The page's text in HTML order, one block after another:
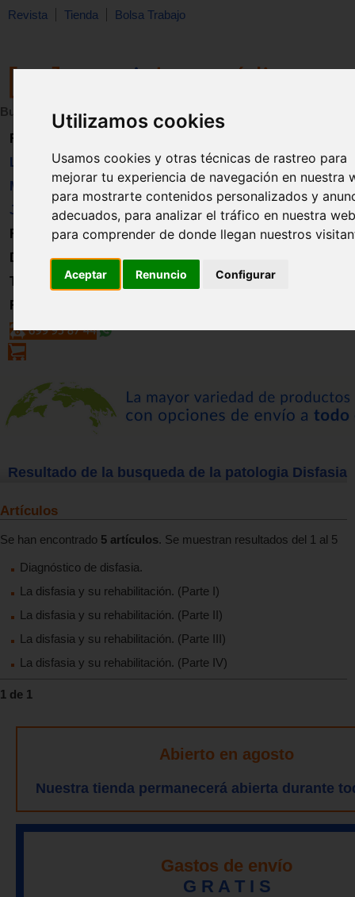
Utilizamos cookies
Usamos cookies y otras técnicas de rastreo para
mejorar tu experiencia de navegación en nuestra
para mostrarte contenidos personalizados y
adecuados, para analizar el tráfico en nuestra
para comprender de donde llegan nuestros
Aceptar Renuncio Configurar
Revista Tienda Bolsa Trabajo
Buscar:
Revista
Libros
Material
Juguetes
Formación
Directorio
Trabajo
Registro
Resultado de la busqueda de la patologia Disfasia
Artículos
Se han encontrado 5 artículos. Se muestran resultados del 1 al 5
Diagnóstico de disfasia.
La disfasia y su rehabilitación. (Parte I)
La disfasia y su rehabilitación. (Parte II)
La disfasia y su rehabilitación. (Parte III)
La disfasia y su rehabilitación. (Parte IV)
1 de 1
Abierto en agosto
Nuestra tienda permanecerá abierta durante
Gastos de envío
G R A T I S